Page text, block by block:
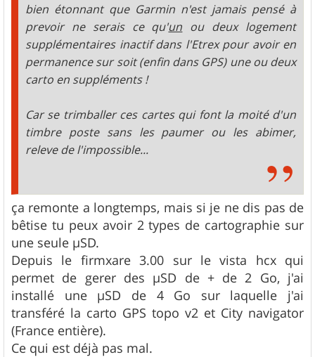
bien étonnant que Garmin n'est jamais pensé à
prevoir ne serais ce qu'un ou deux logement
supplémentaires inactif dans l'Etrex pour avoir en
permanence sur soit (enfin dans GPS) une ou deux
carto en suppléments !
Car se trimballer ces cartes qui font la moité d'un
timbre poste sans les paumer ou les abimer,
releve de l'impossible...
ça remonte a longtemps, mais si je ne dis pas de
bêtise tu peux avoir 2 types de cartographie sur
une seule µSD.
Depuis le firmxare 3.00 sur le vista hcx qui
permet de gerer des µSD de + de 2 Go, j'ai
installé une µSD de 4 Go sur laquelle j'ai
transféré la carto GPS topo v2 et City navigator
(France entière).
Ce qui est déjà pas mal.